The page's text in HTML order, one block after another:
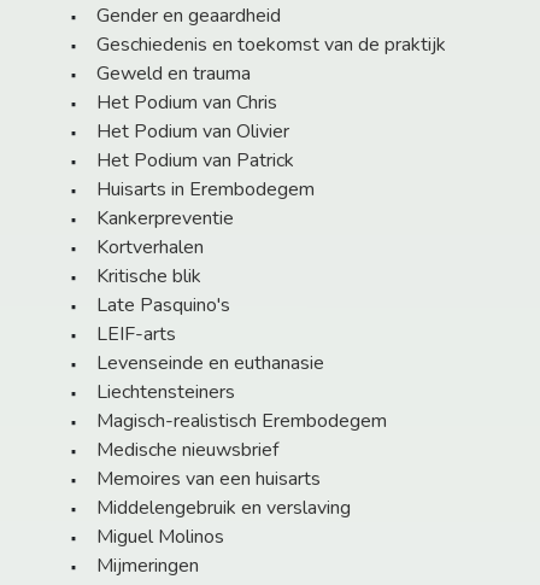
Gender en geaardheid
Geschiedenis en toekomst van de praktijk
Geweld en trauma
Het Podium van Chris
Het Podium van Olivier
Het Podium van Patrick
Huisarts in Erembodegem
Kankerpreventie
Kortverhalen
Kritische blik
Late Pasquino's
LEIF-arts
Levenseinde en euthanasie
Liechtensteiners
Magisch-realistisch Erembodegem
Medische nieuwsbrief
Memoires van een huisarts
Middelengebruik en verslaving
Miguel Molinos
Mijmeringen